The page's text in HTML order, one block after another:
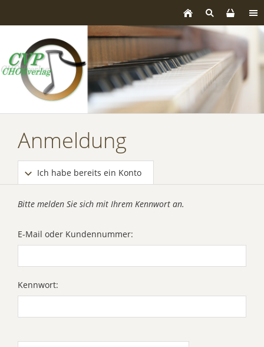
Anmeldung
Ich habe bereits ein Konto
Bitte melden Sie sich mit Ihrem Kennwort an.
E-Mail oder Kundennummer:
Kennwort: